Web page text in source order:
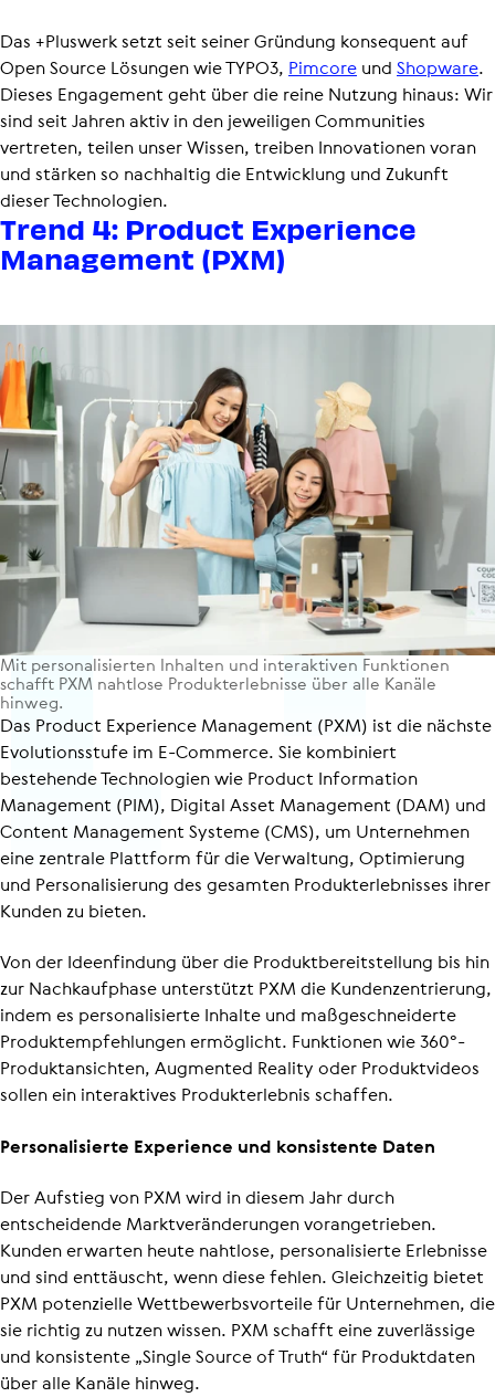
Das +Pluswerk setzt seit seiner Gründung konsequent auf
Open Source Lösungen wie TYPO3, Pimcore und Shopware.
Dieses Engagement geht über die reine Nutzung hinaus: Wir
sind seit Jahren aktiv in den jeweiligen Communities
vertreten, teilen unser Wissen, treiben Innovationen voran
und stärken so nachhaltig die Entwicklung und Zukunft
dieser Technologien.
Trend 4: Product Expe­ri­ence
Manage­ment (PXM)
Mit per­so­na­li­sier­ten Inhalten und inter­ak­ti­ven Funk­tio­nen
schafft PXM nahtlose Pro­dukt­er­leb­nisse über alle Kanäle
hinweg.
Das Product Experience Management (PXM) ist die nächste
Evolu­ti­ons­stufe im E-Commerce. Sie kombiniert
bestehende Technologien wie Product Information
Management (PIM), Digital Asset Management (DAM) und
Content Management Systeme (CMS), um Unternehmen
eine zentrale Plattform für die Verwaltung, Optimierung
und Perso­na­li­sie­rung des gesamten Produkt­er­leb­nisses ihrer
Kunden zu bieten.
Von der Ideenfindung über die Produkt­be­reit­stel­lung bis hin
zur Nachkaufphase unterstützt PXM die Kunden­zen­trie­rung,
indem es perso­na­li­sierte Inhalte und maßge­schnei­derte
Produkt­emp­feh­lungen ermöglicht. Funktionen wie 360°-
Produkt­an­sichten, Augmented Reality oder Produktvideos
sollen ein interaktives Produkt­er­lebnis schaffen.
Perso­na­li­sierte Experience und konsistente Daten
Der Aufstieg von PXM wird in diesem Jahr durch
entscheidende Markt­ver­än­de­rungen vorangetrieben.
Kunden erwarten heute nahtlose, perso­na­li­sierte Erlebnisse
und sind enttäuscht, wenn diese fehlen. Gleichzeitig bietet
PXM potenzielle Wett­be­werbs­vor­teile für Unternehmen, die
sie richtig zu nutzen wissen. PXM schafft eine zuverlässige
und konsistente „Single Source of Truth“ für Produktdaten
über alle Kanäle hinweg.